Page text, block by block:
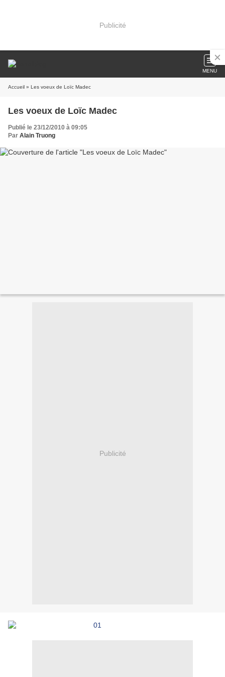
Publicité
MENU
Accueil » Les voeux de Loïc Madec
Les voeux de Loïc Madec
Publié le 23/12/2010 à 09:05
Par Alain Truong
Publicité